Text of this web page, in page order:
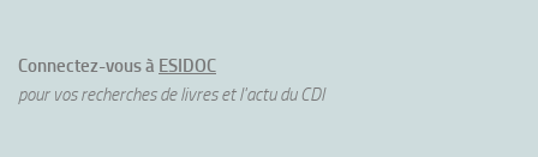
Connectez-vous à ESIDOC
pour vos recherches de livres et l'actu du CDI